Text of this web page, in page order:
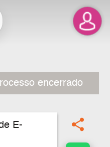
encerrado
E-
share